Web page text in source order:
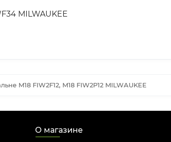
MILWAUKEE
M18 FIW2F12, M18 FIW2P12 MILWAUKEE
О магазине